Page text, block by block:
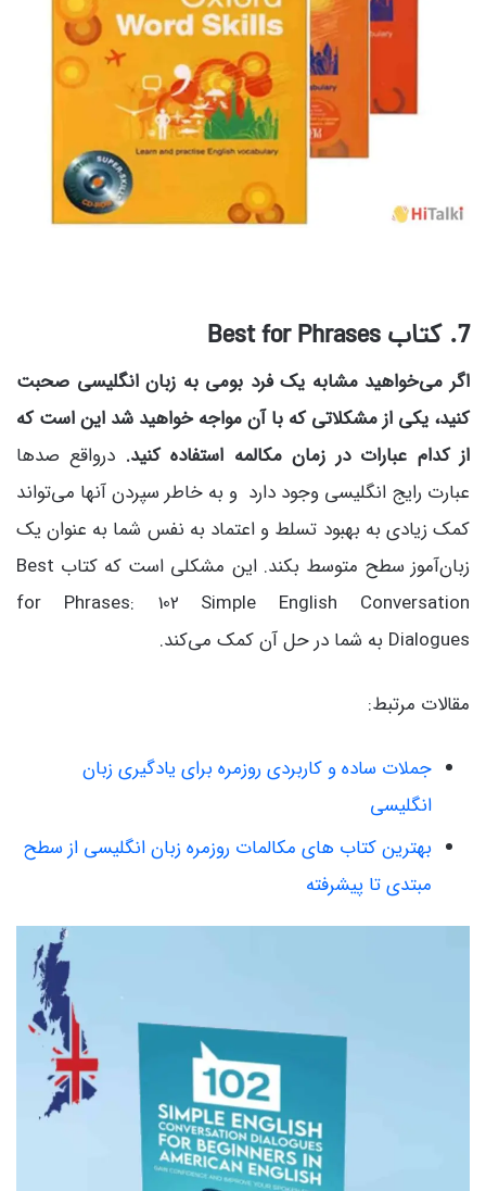
7. کتاب Best for Phrases
اگر می‌خواهید مشابه یک فرد بومی به زبان انگلیسی صحبت
کنید، یکی از مشکلاتی که با آن مواجه خواهید شد این است که
از کدام عبارات در زمان مکالمه استفاده کنید. درواقع صدها
عبارت رایج انگلیسی وجود دارد و به خاطر سپردن آنها می‌تواند
کمک زیادی به بهبود تسلط و اعتماد به نفس شما به عنوان یک
زبان‌آموز سطح متوسط بکند. این مشکلی است که کتاب Best
for Phrases: 102 Simple English Conversation
Dialogues به شما در حل آن کمک می‌کند.
مقالات مرتبط:
جملات ساده و کاربردی روزمره برای یادگیری زبان
انگلیسی
بهترین کتاب های مکالمات روزمره زبان انگلیسی از سطح
مبتدی تا پیشرفته